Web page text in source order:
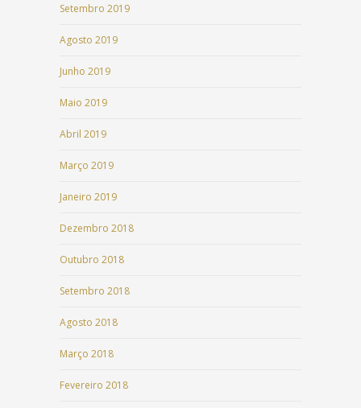
Setembro 2019
Agosto 2019
Junho 2019
Maio 2019
Abril 2019
Março 2019
Janeiro 2019
Dezembro 2018
Outubro 2018
Setembro 2018
Agosto 2018
Março 2018
Fevereiro 2018